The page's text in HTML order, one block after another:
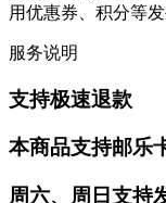
用优惠券、积分等
服务说明
支持极速退款
本商品支持邮乐
周六、周日支持